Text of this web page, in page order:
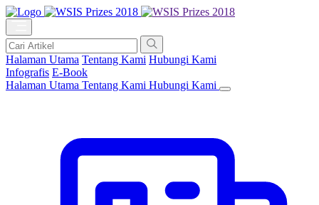
Halaman Utama Tentang Kami Hubungi Kami
Infografis E-Book
Halaman Utama Tentang Kami Hubungi Kami